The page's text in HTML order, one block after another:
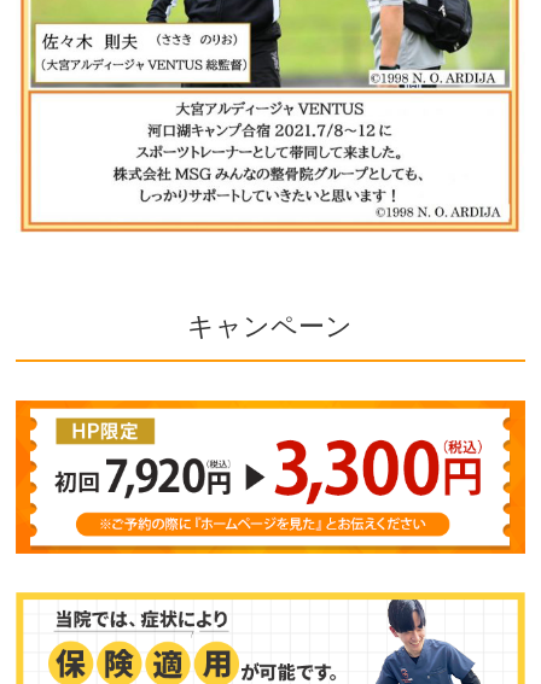
キャンペーン